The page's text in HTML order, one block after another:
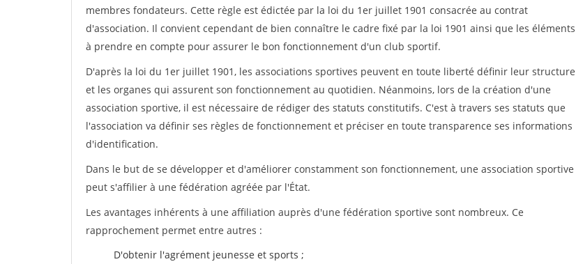
membres fondateurs. Cette règle est édictée par la loi du 1er juillet 1901 consacrée au contrat
d'association. Il convient cependant de bien connaître le cadre fixé par la loi 1901 ainsi que les éléments
à prendre en compte pour assurer le bon fonctionnement d'un club sportif.
D'après la loi du 1er juillet 1901, les associations sportives peuvent en toute liberté définir leur structure
et les organes qui assurent son fonctionnement au quotidien. Néanmoins, lors de la création d'une
association sportive, il est nécessaire de rédiger des statuts constitutifs. C'est à travers ses statuts que
l'association va définir ses règles de fonctionnement et préciser en toute transparence ses informations
d'identification.
Dans le but de se développer et d'améliorer constamment son fonctionnement, une association sportive
peut s'affilier à une fédération agréée par l'État.
Les avantages inhérents à une affiliation auprès d'une fédération sportive sont nombreux. Ce
rapprochement permet entre autres :
D'obtenir l'agrément jeunesse et sports ;